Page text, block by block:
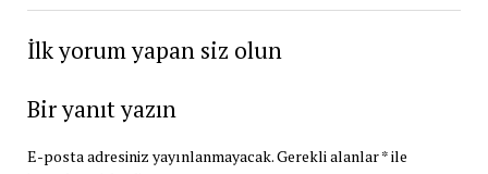
İlk yorum yapan siz olun
Bir yanıt yazın
E-posta adresiniz yayınlanmayacak.Gerekli alanlar*ile